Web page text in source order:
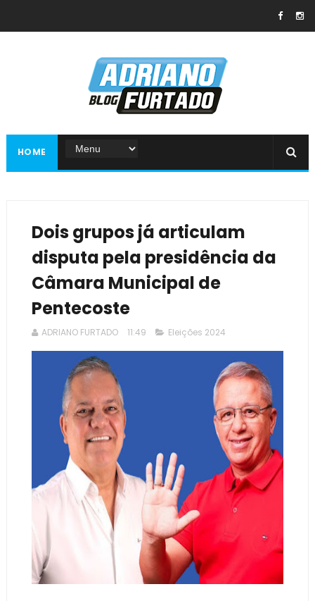
HOME
Dois grupos já articulam
disputa pela presidência da
Câmara Municipal de
Pentecoste
ADRIANO FURTADO 11:49 Eleições 2024